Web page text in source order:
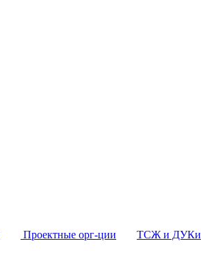
Проектные орг-ции ТСЖ и ДУКи